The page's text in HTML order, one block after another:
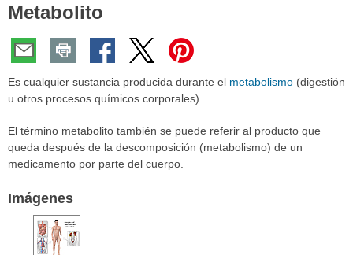
aquí:
Metabolito
Es cualquier sustancia producida durante el metabolismo (digestión
u otros procesos químicos corporales).
El término metabolito también se puede referir al producto que
queda después de la descomposición (metabolismo) de un
medicamento por parte del cuerpo.
Imágenes